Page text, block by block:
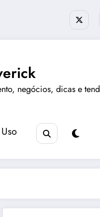
negócios, dicas e